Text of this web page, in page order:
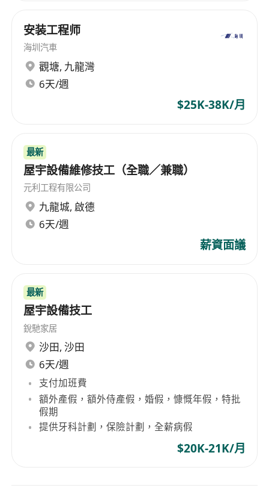
安装工程师
海圳汽車
觀塘, 九龍灣
6天/週
$25K-38K/月
最新
屋宇設備維修技工（全職／兼職）
元利工程有限公司
九龍城, 啟德
6天/週
薪資面議
最新
屋宇設備技工
銳馳家居
沙田, 沙田
6天/週
支付加班費
額外產假，額外侍產假，婚假，慷慨年假，特批
假期
提供牙科計劃，保險計劃，全薪病假
$20K-21K/月